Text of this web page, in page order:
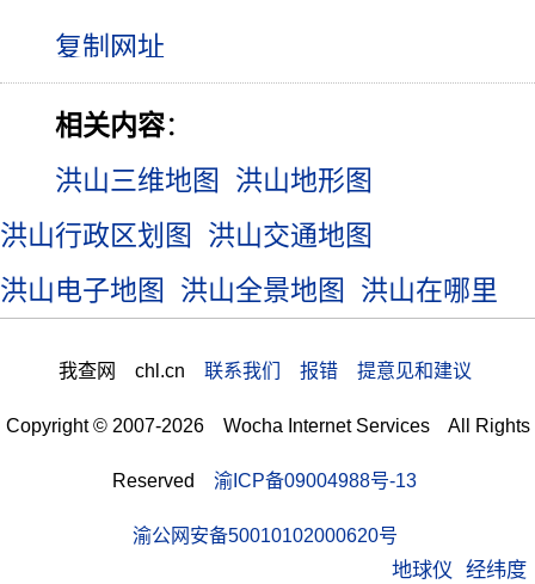
地球仪 经纬度
相关内容：
洪山三维地图
洪山地形图
洪山行政区划图
洪山交通地图
洪山电子地图
洪山全景地图 洪山在哪里
我查网 chl.cn 联系我们 报错 提意见和建议
Copyright © 2007-2026 Wocha Internet Services All Rights
Reserved 渝ICP备09004988号-13
渝公网安备50010102000620号